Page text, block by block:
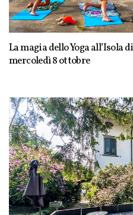
La magia dello Yoga all’Isola
mercoledì 8 ottobre